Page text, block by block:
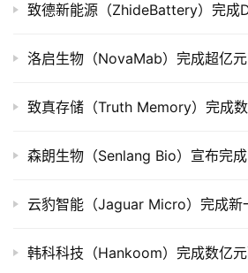
据
创
学
致德新能源（ZhideBattery）完成
洛启生物（NovaMab）完成超亿
致真存储（Truth Memory）完成
森朗生物（Senlang Bio）宣布完
云豹智能（Jaguar Micro）完成新
韩科科技（Hankoom）完成数亿